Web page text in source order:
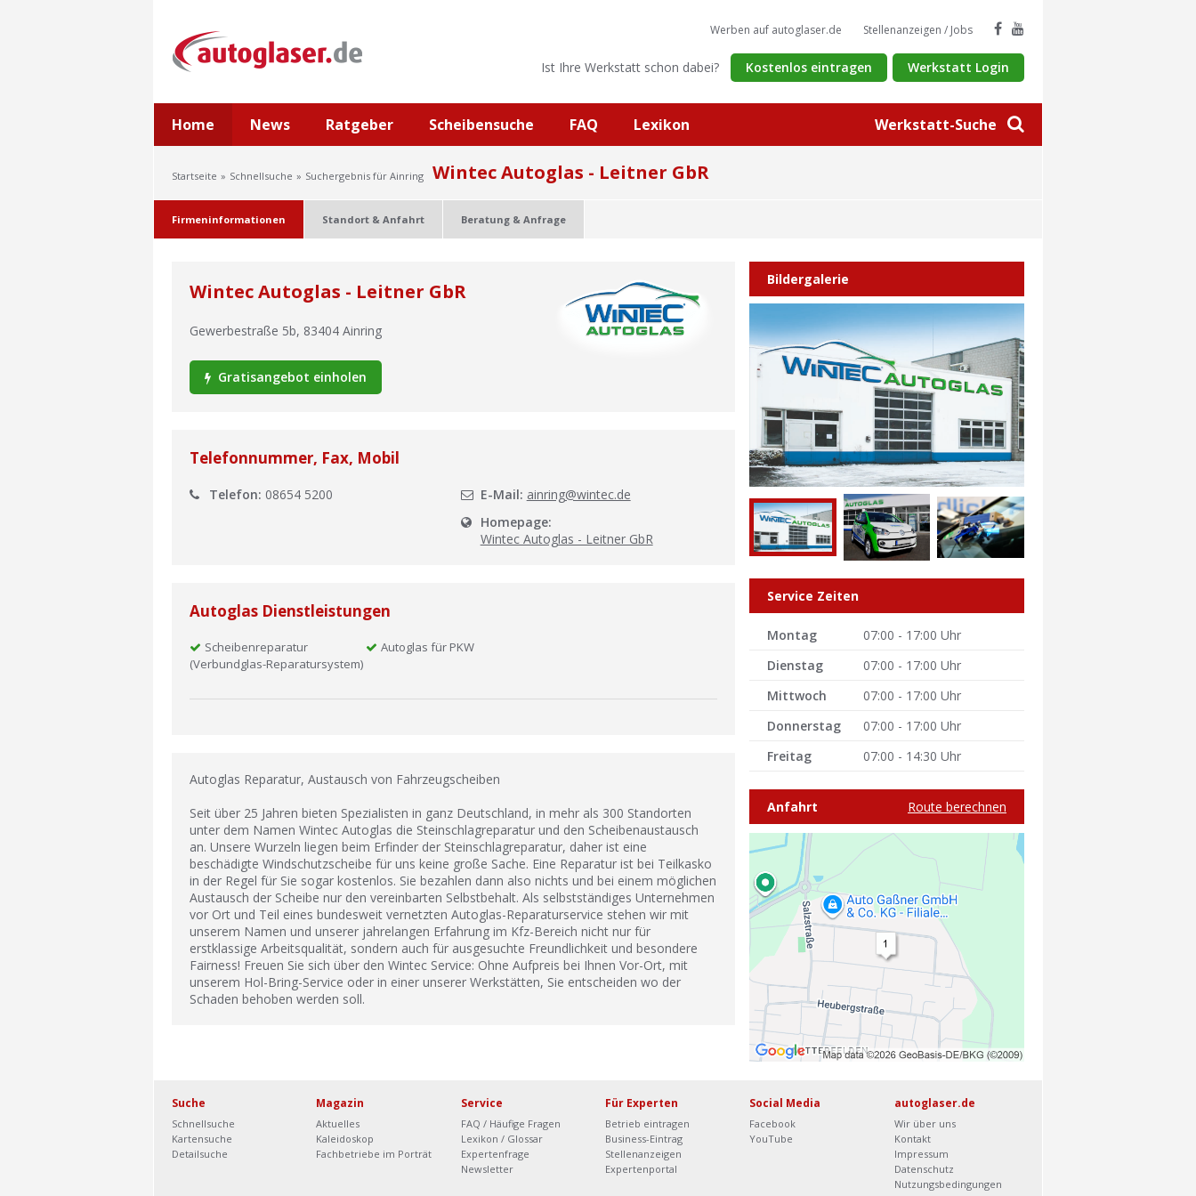
Werkstatt-Suche
Werben auf autoglaser.de Stellenanzeigen / Jobs
Ist Ihre Werkstatt schon dabei? Kostenlos eintragen Werkstatt Login
Home News Ratgeber Scheibensuche FAQ Lexikon
Startseite Schnellsuche Suchergebnis für Ainring Wintec Autoglas - Leitner GbR
Firmeninformationen Standort & Anfahrt Beratung & Anfrage
Wintec Autoglas - Leitner GbR
Gewerbestraße 5b, 83404 Ainring
Gratisangebot einholen
Telefonnummer, Fax, Mobil
Telefon: 08654 5200 E-Mail: ainring@wintec.de
Homepage:
Wintec Autoglas - Leitner GbR
Autoglas Dienstleistungen
Scheibenreparatur
(Verbundglas-Reparatursystem)
Autoglas für PKW
Autoglas Reparatur, Austausch von Fahrzeugscheiben
Seit über 25 Jahren bieten Spezialisten in ganz Deutschland, in mehr als 300 Standorten
unter dem Namen Wintec Autoglas die Steinschlagreparatur und den Scheibenaustausch
an. Unsere Wurzeln liegen beim Erfinder der Steinschlagreparatur, daher ist eine
beschädigte Windschutzscheibe für uns keine große Sache. Eine Reparatur ist bei Teilkasko
in der Regel für Sie sogar kostenlos. Sie bezahlen dann also nichts und bei einem möglichen
Austausch der Scheibe nur den vereinbarten Selbstbehalt. Als selbstständiges Unternehmen
vor Ort und Teil eines bundesweit vernetzten Autoglas-Reparaturservice stehen wir mit
unserem Namen und unserer jahrelangen Erfahrung im Kfz-Bereich nicht nur für
erstklassige Arbeitsqualität, sondern auch für ausgesuchte Freundlichkeit und besondere
Fairness! Freuen Sie sich über den Wintec Service: Ohne Aufpreis bei Ihnen Vor-Ort, mit
unserem Hol-Bring-Service oder in einer unserer Werkstätten, Sie entscheiden wo der
Schaden behoben werden soll.
Bildergalerie
Service Zeiten
Montag
07:00 - 17:00 Uhr
Dienstag
07:00 - 17:00 Uhr
Mittwoch
07:00 - 17:00 Uhr
Donnerstag
07:00 - 17:00 Uhr
Freitag
07:00 - 14:30 Uhr
Anfahrt Route berechnen
Suche
Schnellsuche
Kartensuche
Detailsuche
Magazin
Aktuelles
Kaleidoskop
Fachbetriebe im Porträt
Service
FAQ / Häufige Fragen
Lexikon / Glossar
Expertenfrage
Newsletter
Für Experten
Betrieb eintragen
Business-Eintrag
Stellenanzeigen
Expertenportal
Social Media
Facebook
YouTube
autoglaser.de
Wir über uns
Kontakt
Impressum
Datenschutz
Nutzungsbedingungen